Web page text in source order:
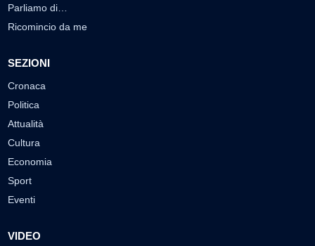
Parliamo di…
Ricomincio da me
SEZIONI
Cronaca
Politica
Attualità
Cultura
Economia
Sport
Eventi
VIDEO